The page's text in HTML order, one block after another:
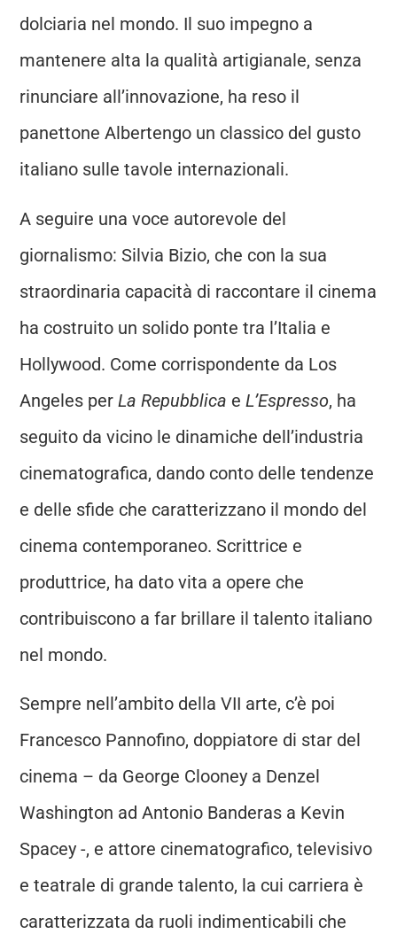
dolciaria nel mondo. Il suo impegno a
mantenere alta la qualità artigianale, senza
rinunciare all’innovazione, ha reso il
panettone Albertengo un classico del gusto
italiano sulle tavole internazionali.
A seguire una voce autorevole del
giornalismo: Silvia Bizio, che con la sua
straordinaria capacità di raccontare il cinema
ha costruito un solido ponte tra l’Italia e
Hollywood. Come corrispondente da Los
Angeles perLa Repubblica eL’Espresso, ha
seguito da vicino le dinamiche dell’industria
cinematografica, dando conto delle tendenze
e delle sfide che caratterizzano il mondo del
cinema contemporaneo. Scrittrice e
produttrice, ha dato vita a opere che
contribuiscono a far brillare il talento italiano
nel mondo.
Sempre nell’ambito della VII arte, c’è poi
Francesco Pannofino, doppiatore di star del
cinema – da George Clooney a Denzel
Washington ad Antonio Banderas a Kevin
Spacey -, e attore cinematografico, televisivo
e teatrale di grande talento, la cui carriera è
caratterizzata da ruoli indimenticabili che